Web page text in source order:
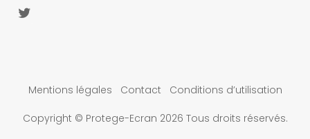
Mentions légales Contact Conditions d’utilisation
Copyright © Protege-Ecran 2026 Tous droits réservés.